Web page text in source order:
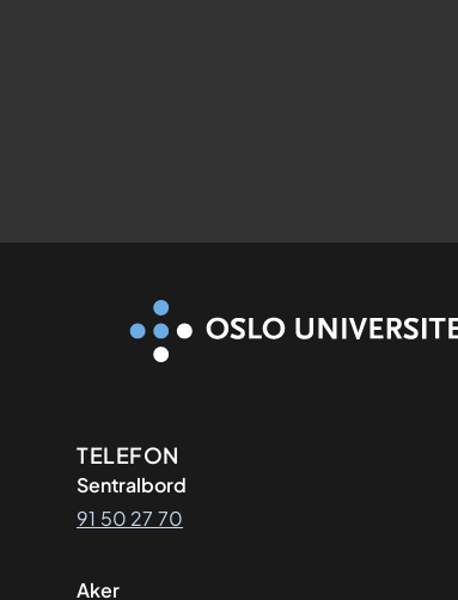
Kontaktinformasjon
TELEFON
Sentralbord
91 50 27 70
Aker